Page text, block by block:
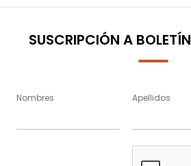
SUSCRIPCIÓN A
Nombres Apellidos